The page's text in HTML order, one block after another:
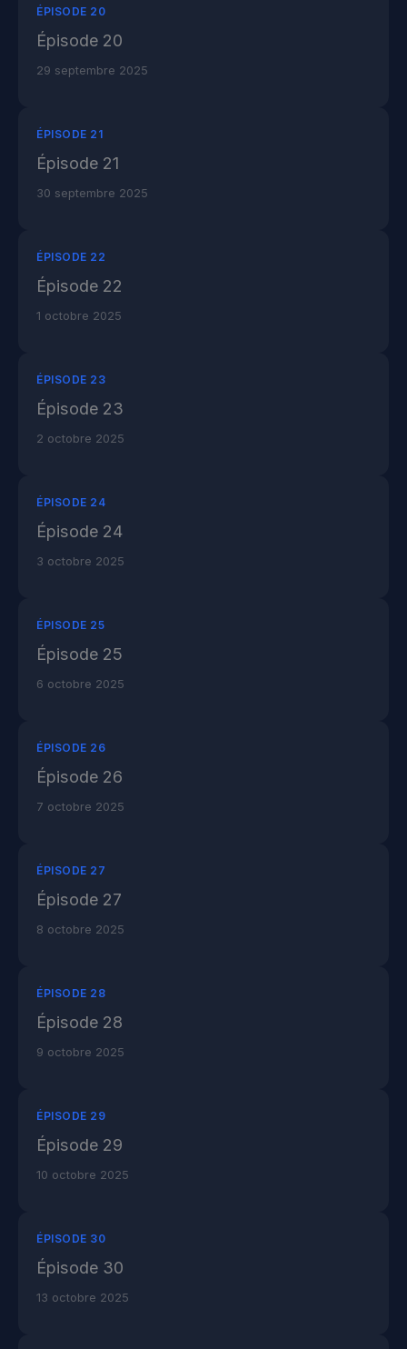
ÉPISODE 20
Épisode 20
29 septembre 2025
ÉPISODE 21
Épisode 21
30 septembre 2025
ÉPISODE 22
Épisode 22
1 octobre 2025
ÉPISODE 23
Épisode 23
2 octobre 2025
ÉPISODE 24
Épisode 24
3 octobre 2025
ÉPISODE 25
Épisode 25
6 octobre 2025
ÉPISODE 26
Épisode 26
7 octobre 2025
ÉPISODE 27
Épisode 27
8 octobre 2025
ÉPISODE 28
Épisode 28
9 octobre 2025
ÉPISODE 29
Épisode 29
10 octobre 2025
ÉPISODE 30
Épisode 30
13 octobre 2025